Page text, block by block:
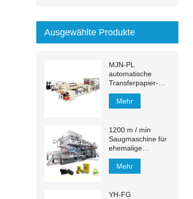
Ausgewählte Produkte
MJN-PL
automatische
Transferpapier-
Handtuch-
Produktionslinie
Mehr
1200 m / min
Saugmaschine für
ehemalige
Gewebe
Mehr
YH-FG